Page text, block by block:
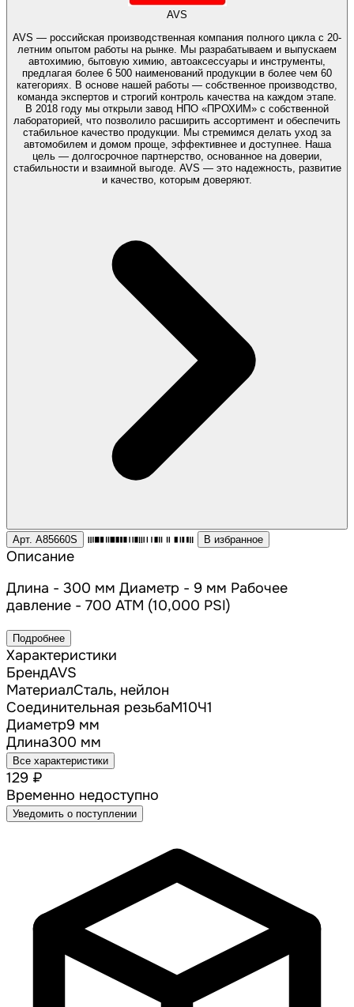
AVS
AVS — российская производственная компания полного цикла с 20-
летним опытом работы на рынке. Мы разрабатываем и выпускаем
автохимию, бытовую химию, автоаксессуары и инструменты,
предлагая более 6 500 наименований продукции в более чем 60
категориях. В основе нашей работы — собственное производство,
команда экспертов и строгий контроль качества на каждом этапе.
В 2018 году мы открыли завод НПО «ПРОХИМ» с собственной
лабораторией, что позволило расширить ассортимент и обеспечить
стабильное качество продукции. Мы стремимся делать уход за
автомобилем и домом проще, эффективнее и доступнее. Наша
цель — долгосрочное партнерство, основанное на доверии,
стабильности и взаимной выгоде. AVS — это надежность, развитие
и качество, которым доверяют.
Арт. A85660S В избранное
Описание
Длина - 300 мм Диаметр - 9 мм Рабочее
давление - 700 АТМ (10,000 PSI)
Подробнее
Характеристики
БрендAVS
МатериалСталь, нейлон
Соединительная резьбаM10Ч1
Диаметр9 мм
Длина300 мм
Все характеристики
129 ₽
Временно недоступно
Уведомить о поступлении